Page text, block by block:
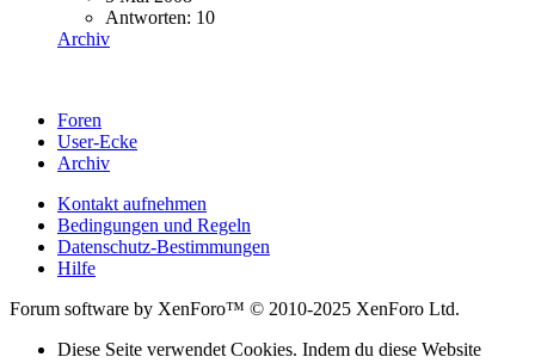
Antworten: 10
Archiv
Foren
User-Ecke
Archiv
Kontakt aufnehmen
Bedingungen und Regeln
Datenschutz-Bestimmungen
Hilfe
Forum software by XenForo™ © 2010-2025 XenForo Ltd.
Diese Seite verwendet Cookies. Indem du diese Website